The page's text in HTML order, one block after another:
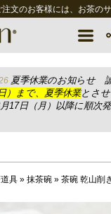
文のお客様には、お茶の
夏季休業のお知らせ
）まで、夏季休業とさ
17日（月）以降に順次
具» 抹茶碗» 茶碗 乾山削